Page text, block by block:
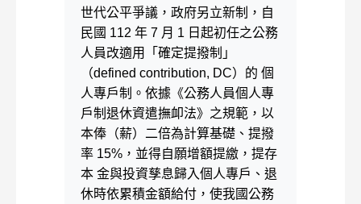
世代公平爭議，政府另立新制，自
民國 112 年 7 月 1 日起初任之公務
人員改適用「確定提撥制」
（defined contribution, DC）的 個
人專戶制。依據《公務人員個人專
戶制退休資遣撫卹法》之規範，以
本俸（薪）二倍為計算基礎、提撥
率 15%，並得自願增額提繳，提存
本 金與投資孳息歸入個人專戶、退
休時依累積金額給付，使我國公務